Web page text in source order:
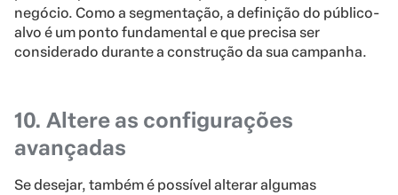
negócio. Como a segmentação, a definição do público-
alvo é um ponto fundamental e que precisa ser
considerado durante a construção da sua campanha.
10. Altere as configurações
avançadas
Se desejar, também é possível alterar algumas